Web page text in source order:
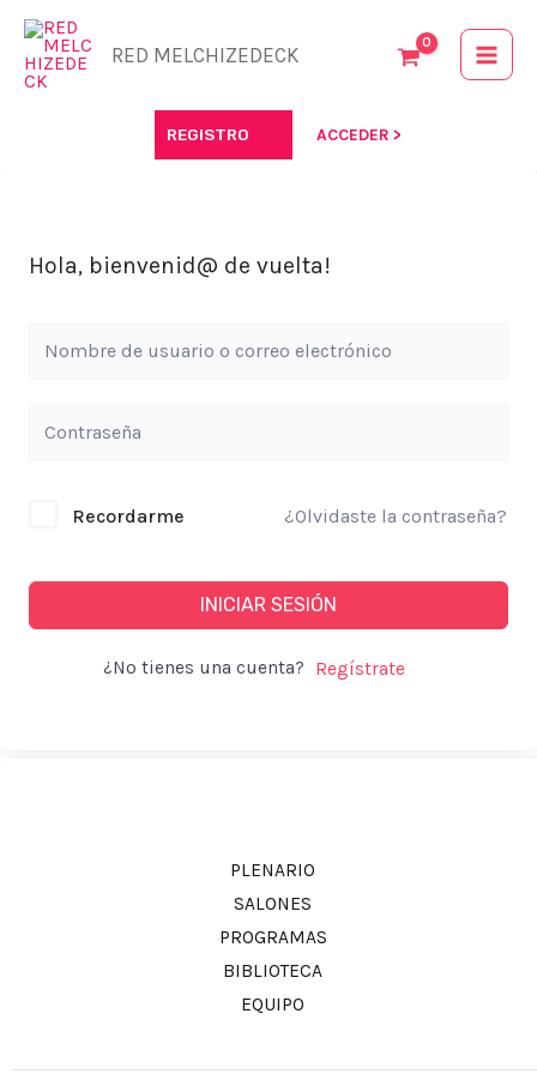
contenido
RED MELCHIZEDECK
REGISTRO ACCEDER >
Hola, bienvenid@ de vuelta!
Alternative:
Recordarme ¿Olvidaste la contraseña?
INICIAR SESIÓN
¿No tienes una cuenta?
PLENARIO
SALONES
PROGRAMAS
BIBLIOTECA
EQUIPO